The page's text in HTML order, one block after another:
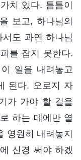
치 있다. 틈틈이
보고, 하나님의
도 과연 하나님
를 잡지 못한다.
일을 내려놓고
된다. 오로지 자
가 가야 할 길을
하는 데에만 열
영원히 내려놓지
신경 써야 하겠